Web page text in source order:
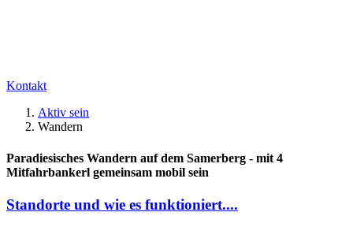
Kontakt
Aktiv sein
Wandern
Paradiesisches Wandern auf dem Samerberg - mit 4
Mitfahrbankerl gemeinsam mobil sein
Standorte und wie es funktioniert....